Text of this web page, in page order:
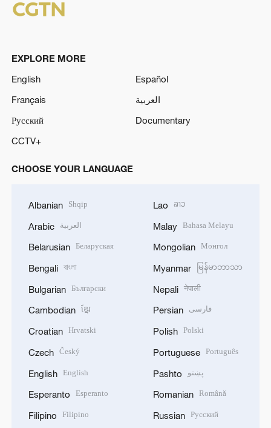
EXPLORE MORE
English
Español
Français
العربية
Русский
Documentary
CCTV+
CHOOSE YOUR LANGUAGE
Albanian Shqip
Arabic العربية
Belarusian Беларуская
Bengali বাংলা
Bulgarian Български
Cambodian ខ្មែរ
Croatian Hrvatski
Czech Český
English English
Esperanto Esperanto
Filipino Filipino
Lao ລາວ
Malay Bahasa Melayu
Mongolian Монгол
Myanmar မြန်မာဘာသာ
Nepali नेपाली
Persian فارسی
Polish Polski
Portuguese Português
Pashto پښتو
Romanian Română
Russian Русский